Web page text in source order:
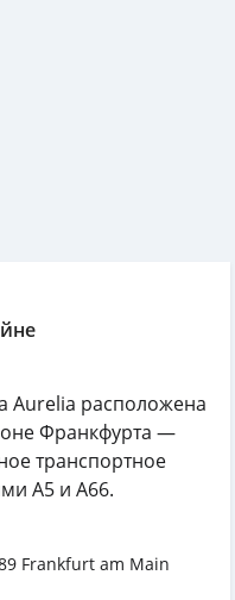
Aurelia расположена
Франкфурта —
транспортное
A5 и A66.
Frankfurt am Main